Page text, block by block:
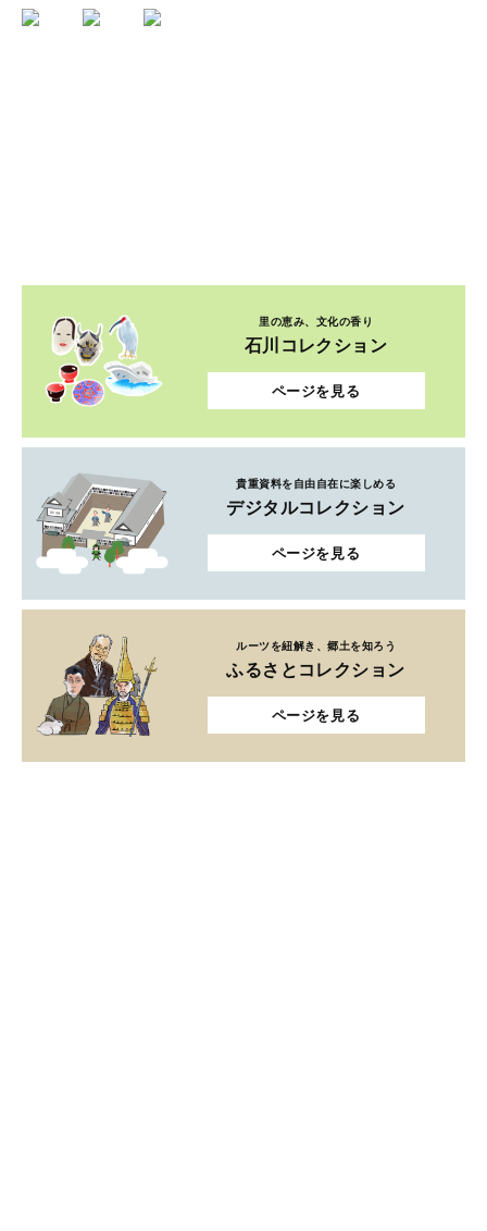
里の恵み、文化の香り
石川コレクション
ページを見る
貴重資料を自由自在に楽しめる
デジタルコレクション
ページを見る
ルーツを紐解き、郷土を知ろう
ふるさとコレクション
ページを見る